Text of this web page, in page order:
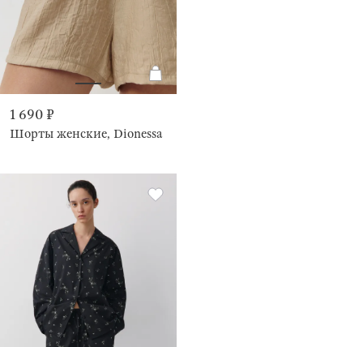
1 690 ₽
Шорты женские, Dionessa